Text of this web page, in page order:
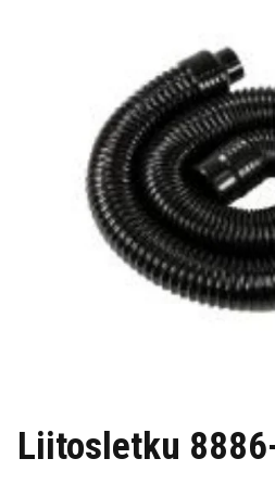
Liitosletku